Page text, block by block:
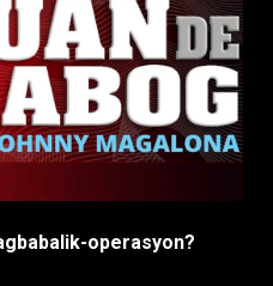
operasyon?